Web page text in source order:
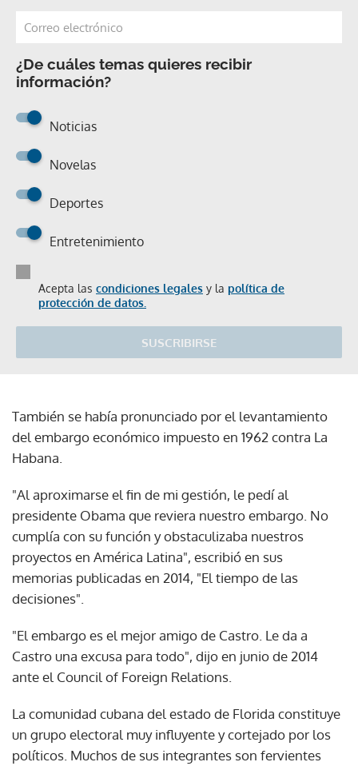
¿De cuáles temas quieres recibir
información?
Noticias
Novelas
Deportes
Entretenimiento
Acepta las condiciones legales y la política de
protección de datos.
SUSCRIBIRSE
También se había pronunciado por el levantamiento
del embargo económico impuesto en 1962 contra La
Habana.
"Al aproximarse el fin de mi gestión, le pedí al
presidente Obama que reviera nuestro embargo. No
cumplía con su función y obstaculizaba nuestros
proyectos en América Latina", escribió en sus
memorias publicadas en 2014, "El tiempo de las
decisiones".
"El embargo es el mejor amigo de Castro. Le da a
Castro una excusa para todo", dijo en junio de 2014
ante el Council of Foreign Relations.
La comunidad cubana del estado de Florida constituye
un grupo electoral muy influyente y cortejado por los
políticos. Muchos de sus integrantes son fervientes